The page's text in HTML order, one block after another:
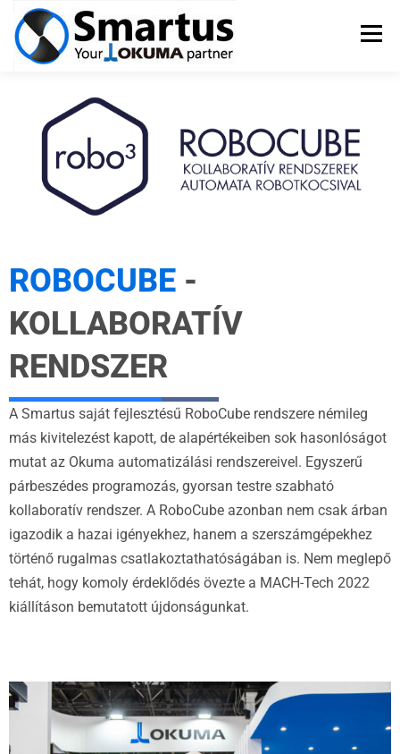
Menü
OKUMA SZERSZÁMGÉPEK
SZERVIZ PÁLYÁZATOK KAPCSOLAT
ROBOCUBE -
KOLLABORATÍV
RENDSZER
A Smartus saját fejlesztésű RoboCube rendszere némileg
más kivitelezést kapott, de alapértékeiben sok hasonlóságot
mutat az Okuma automatizálási rendszereivel. Egyszerű
párbeszédes programozás, gyorsan testre szabható
kollaboratív rendszer. A RoboCube azonban nem csak árban
igazodik a hazai igényekhez, hanem a szerszámgépekhez
történő rugalmas csatlakoztathatóságában is. Nem meglepő
tehát, hogy komoly érdeklődés övezte a MACH-Tech 2022
kiállításon bemutatott újdonságunkat.